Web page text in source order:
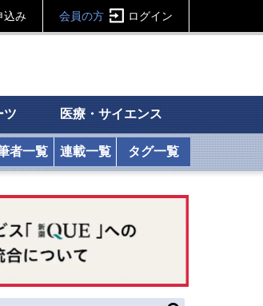
込み 会員の方 ログイン
ツ 医療・サイエンス
者一覧 連載一覧 タグ一覧